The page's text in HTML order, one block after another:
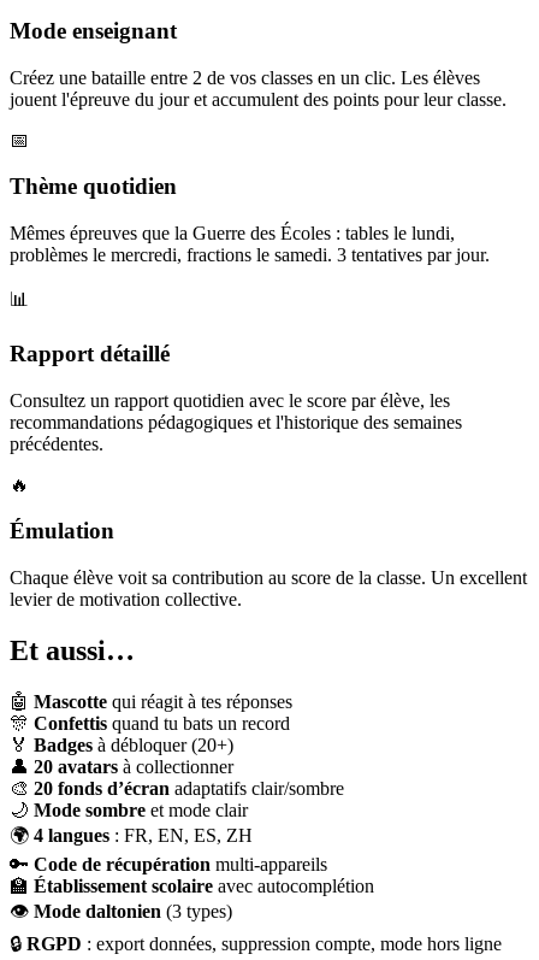
Mode enseignant
Créez une bataille entre 2 de vos classes en un clic. Les élèves
jouent l'épreuve du jour et accumulent des points pour leur classe.
📅
Thème quotidien
Mêmes épreuves que la Guerre des Écoles : tables le lundi,
problèmes le mercredi, fractions le samedi. 3 tentatives par jour.
📊
Rapport détaillé
Consultez un rapport quotidien avec le score par élève, les
recommandations pédagogiques et l'historique des semaines
précédentes.
🔥
Émulation
Chaque élève voit sa contribution au score de la classe. Un excellent
levier de motivation collective.
Et aussi…
🤖 Mascotte qui réagit à tes réponses
🎊 Confettis quand tu bats un record
🏅 Badges à débloquer (20+)
👤 20 avatars à collectionner
🎨 20 fonds d’écran adaptatifs clair/sombre
🌙 Mode sombre et mode clair
🌍 4 langues : FR, EN, ES, ZH
🔑 Code de récupération multi-appareils
🏫 Établissement scolaire avec autocomplétion
👁 Mode daltonien (3 types)
🔒 RGPD : export données, suppression compte, mode hors ligne